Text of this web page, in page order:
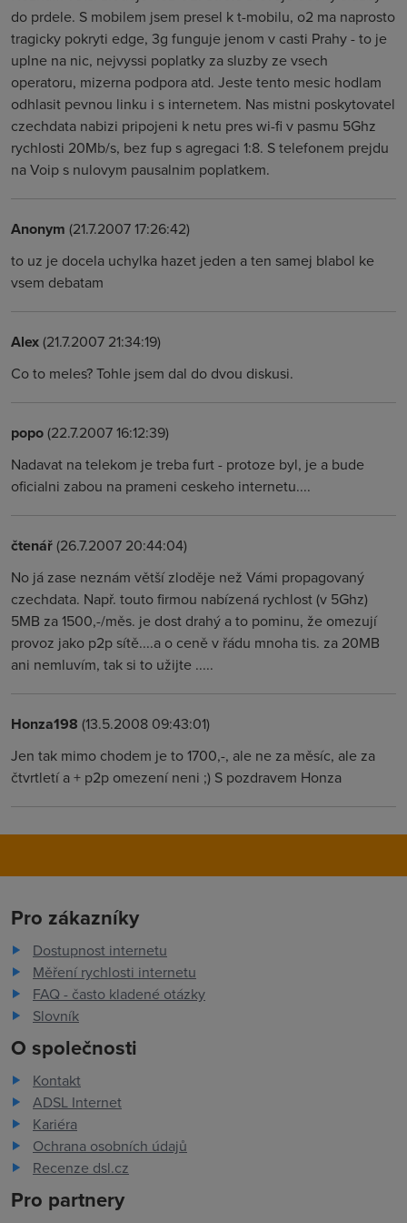
do prdele. S mobilem jsem presel k t-mobilu, o2 ma naprosto
tragicky pokryti edge, 3g funguje jenom v casti Prahy - to je
uplne na nic, nejvyssi poplatky za sluzby ze vsech
operatoru, mizerna podpora atd. Jeste tento mesic hodlam
odhlasit pevnou linku i s internetem. Nas mistni poskytovatel
czechdata nabizi pripojeni k netu pres wi-fi v pasmu 5Ghz
rychlosti 20Mb/s, bez fup s agregaci 1:8. S telefonem prejdu
na Voip s nulovym pausalnim poplatkem.
Anonym (21.7.2007 17:26:42)
to uz je docela uchylka hazet jeden a ten samej blabol ke
vsem debatam
Alex(21.7.2007 21:34:19)
Co to meles? Tohle jsem dal do dvou diskusi.
popo(22.7.2007 16:12:39)
Nadavat na telekom je treba furt - protoze byl, je a bude
oficialni zabou na prameni ceskeho internetu....
čtenář(26.7.2007 20:44:04)
No já zase neznám větší zloděje než Vámi propagovaný
czechdata. Např. touto firmou nabízená rychlost (v 5Ghz)
5MB za 1500,-/měs. je dost drahý a to pominu, že omezují
provoz jako p2p sítě....a o ceně v řádu mnoha tis. za 20MB
ani nemluvím, tak si to užijte .....
Honza198 (13.5.2008 09:43:01)
Jen tak mimo chodem je to 1700,-, ale ne za měsíc, ale za
čtvrtletí a + p2p omezení neni ;) S pozdravem Honza
Pro zákazníky
Dostupnost internetu
Měření rychlosti internetu
FAQ - často kladené otázky
Slovník
O společnosti
Kontakt
ADSL Internet
Kariéra
Ochrana osobních údajů
Recenze dsl.cz
Pro partnery